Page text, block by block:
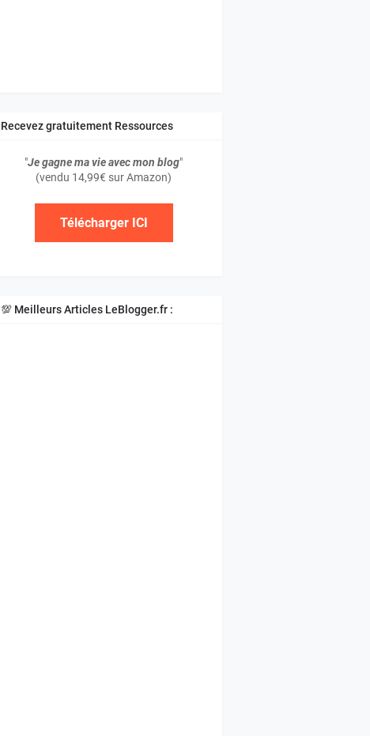
Recevez gratuitement Ressources
"Je gagne ma vie avec mon blog"
(vendu 14,99€ sur Amazon)
Télécharger ICI
💯 Meilleurs Articles LeBlogger.fr :